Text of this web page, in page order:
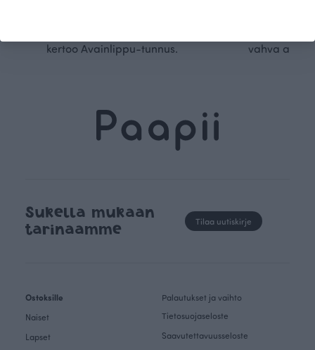
kertoo Avainlippu-tunnus.
vahva
Sukella mukaan
tarinaamme
Tilaa uutiskirje
Ostoksille
Naiset
Lapset
Palautukset ja vaihto
Tietosuojaseloste
Saavutettavuusseloste